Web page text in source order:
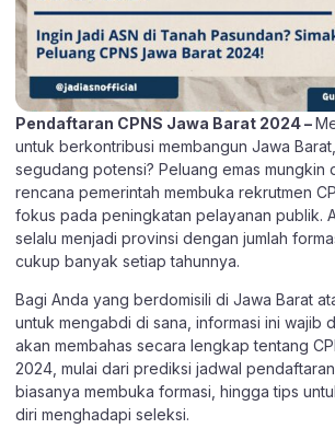
Pendaftaran CPNS Jawa Barat 2024 –
untuk berkontribusi membangun Jawa
segudang potensi? Peluang emas mungkin
rencana pemerintah membuka rekrutmen
fokus pada peningkatan pelayanan publik.
selalu menjadi provinsi dengan jumlah
cukup banyak setiap tahunnya.
Bagi Anda yang berdomisili di Jawa Barat
untuk mengabdi di sana, informasi ini wajib
akan membahas secara lengkap tentang
2024, mulai dari prediksi jadwal
biasanya membuka formasi, hingga tips
diri menghadapi seleksi.